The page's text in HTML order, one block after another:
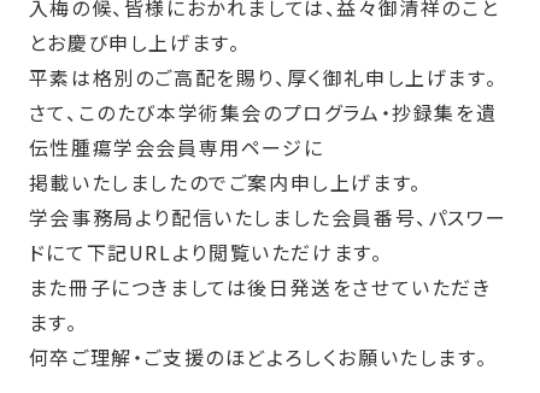
入梅の候、皆様におかれましては、益々御清祥のこと
とお慶び申し上げます。
平素は格別のご高配を賜り、厚く御礼申し上げます。
さて、このたび本学術集会のプログラム・抄録集を遺
伝性腫瘍学会会員専用ページに
掲載いたしましたのでご案内申し上げます。
学会事務局より配信いたしました会員番号、パスワー
ドにて下記URLより閲覧いただけます。
また冊子につきましては後日発送をさせていただき
ます。
何卒ご理解・ご支援のほどよろしくお願いたします。